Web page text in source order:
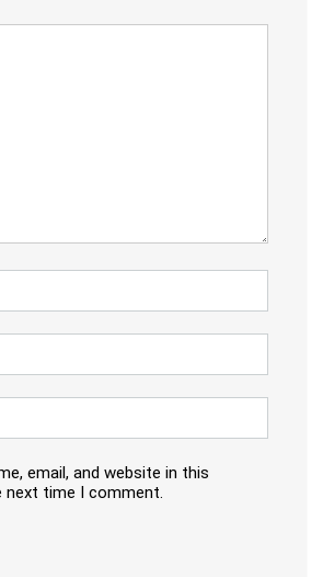
email, and website in this
time I comment.